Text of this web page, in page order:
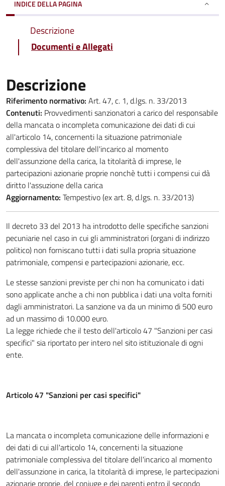
INDICE DELLA PAGINA
Descrizione
Documenti e Allegati
Descrizione
Riferimento normativo: Art. 47, c. 1, d.lgs. n. 33/2013
Contenuti: Provvedimenti sanzionatori a carico del responsabile
della mancata o incompleta comunicazione dei dati di cui
all'articolo 14, concernenti la situazione patrimoniale
complessiva del titolare dell'incarico al momento
dell'assunzione della carica, la titolarità di imprese, le
partecipazioni azionarie proprie nonchè tutti i compensi cui dà
diritto l'assuzione della carica
Aggiornamento: Tempestivo (ex art. 8, d.lgs. n. 33/2013)
Il decreto 33 del 2013 ha introdotto delle specifiche sanzioni
pecuniarie nel caso in cui gli amministratori (organi di indirizzo
politico) non forniscano tutti i dati sulla propria situazione
patrimoniale, compensi e partecipazioni azionarie, ecc.
Le stesse sanzioni previste per chi non ha comunicato i dati
sono applicate anche a chi non pubblica i dati una volta forniti
dagli amministratori. La sanzione va da un minimo di 500 euro
ad un massimo di 10.000 euro.
La legge richiede che il testo dell'articolo 47 "Sanzioni per casi
specifici" sia riportato per intero nel sito istituzionale di ogni
ente.
Articolo 47 "Sanzioni per casi specifici"
La mancata o incompleta comunicazione delle informazioni e
dei dati di cui all'articolo 14, concernenti la situazione
patrimoniale complessiva del titolare dell'incarico al momento
dell'assunzione in carica, la titolarità di imprese, le partecipazioni
azionarie proprie, del coniuge e dei parenti entro il secondo